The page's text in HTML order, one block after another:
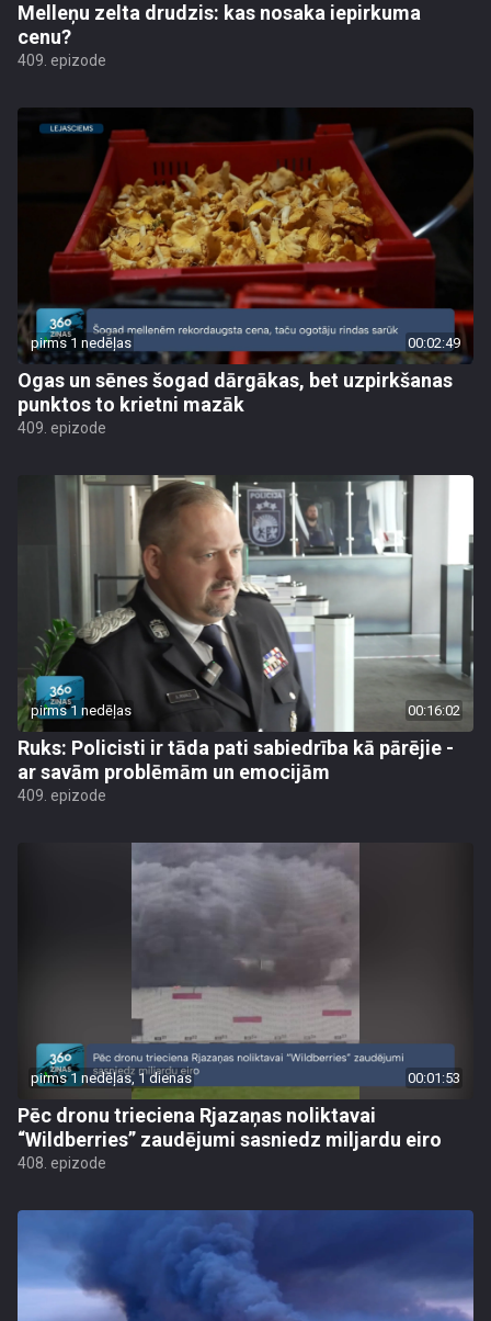
Melleņu zelta drudzis: kas nosaka iepirkuma
cenu?
409. epizode
pirms 1 nedēļas 00:02:49
Ogas un sēnes šogad dārgākas, bet uzpirkšanas
punktos to krietni mazāk
409. epizode
pirms 1 nedēļas 00:16:02
Ruks: Policisti ir tāda pati sabiedrība kā pārējie -
ar savām problēmām un emocijām
409. epizode
pirms 1 nedēļas, 1 dienas 00:01:53
Pēc dronu trieciena Rjazaņas noliktavai
“Wildberries” zaudējumi sasniedz miljardu eiro
408. epizode